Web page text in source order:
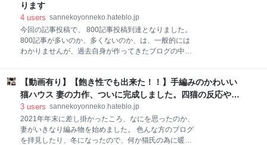
後、執刀医の説明通り、転移、再発を繰り返していま
す。 我が家では、外科的処置を行い、放射線は行わ
ず、投薬も行っていません。 猫の癌に効果が期待出来
ると言われている2つのサプリを、1度目の手術の後か
ら給与し続けています。 sannekoyonneko.hateblo.jp
いるのか、それは分かりません。 ただ、飼い
ります
4 users sannekoyonneko.hateblo.jp
今回の記事投稿で、 800記事投稿到達となりました。
800記事が多いのか、多くないのか、は、一般的には
わかりませんが、過去自身が作ってきたブログの中で
らっしゃる事が、継続して出来ている理由の一つであ
る事は間違いありません。 いつもご覧いただきまし
て、ありがとございます。 また、我が家の四猫の存在
そのものが、ブログを始めたきっかけである事も間違
いありません。 記事投稿800記事に到達しました。 記
事投稿800記事に到達しました。 それにしても、猫に
【動画有り】【飽き性でも出来た！！】手編みのかわいい
猫ハウス 妻の力作、ついに完成しました。四猫の反応や如
何に？？ - 保護猫との生活を綴ります
3 users sannekoyonneko.hateblo.jp
2021年年末に差し掛かったころ、なにを思ったのか、
妻がいきなり編み物を始めました。 色んな方のブログ
を拝見したり、冬になったので、何か猫氏の為に暖か